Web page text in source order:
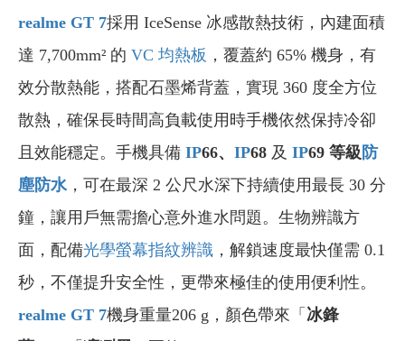
realme GT 7採用 IceSense 冰感散熱技術，內建面積
達 7,700mm² 的 VC 均熱板 ，覆蓋約 65% 機身，有
效分散熱能，搭配石墨烯背蓋，實現 360 度全方位
散熱，確保長時間高負載使用時手機依然保持冷卻
且效能穩定。手機具備 IP66、 IP68 及 IP69 等級 防
塵防水 ，可在最深 2 公尺水深下持續使用最長 30 分
鐘，讓用戶無需擔心意外進水問題。生物辨識方
面，配備光學螢幕指紋辨識 ，解鎖速度最快僅需 0.1
秒，不僅提升安全性，更帶來極佳的使用便利性。
realme GT 7機身重量206 g，顏色帶來「 冰鋒